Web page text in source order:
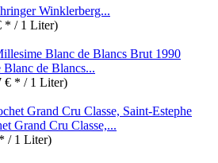
Winklerberg...
* / 1 Liter)
1990
Blanc de Blancs...
€ * / 1 Liter)
Grand Cru Classe,...
/ 1 Liter)